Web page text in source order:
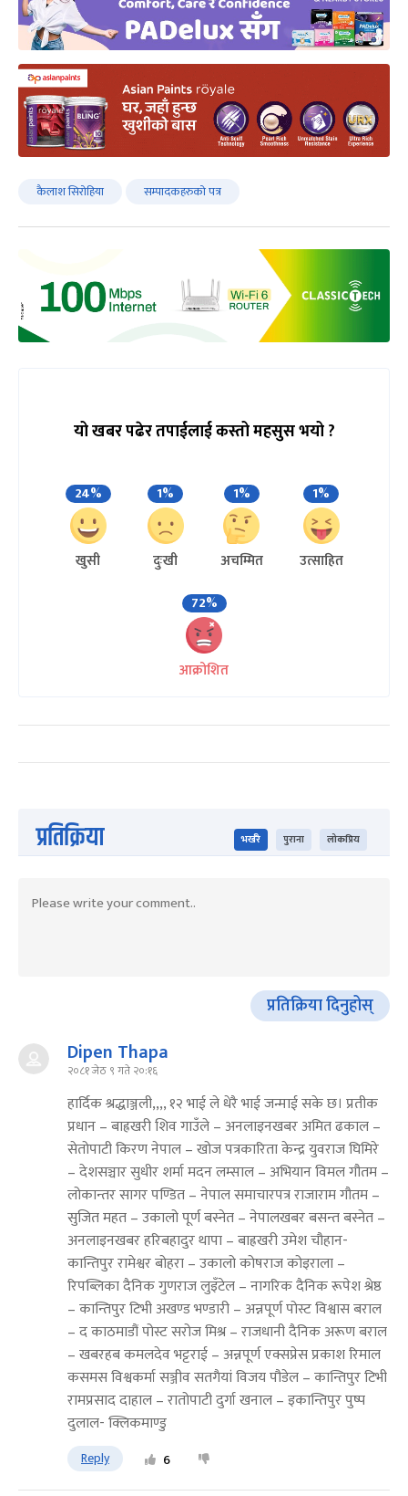
कैलाश सिरोहिया सम्पादकहरुको पत्र
यो खबर पढेर तपाईलाई कस्तो महसुस भयो ?
24%
खुसी
1%
दुःखी
1%
अचम्मित
1%
उत्साहित
72%
आक्रोशित
प्रतिक्रिया भर्खरै पुराना लोकप्रिय
प्रतिक्रिया दिनुहोस्
Dipen Thapa
२०८१ जेठ ९ गते २०:१६
हार्दिक श्रद्धाञ्जली,,,, १२ भाई ले धेरै भाई जन्माई सके छ। प्रतीक
प्रधान – बाह्रखरी शिव गाउँले – अनलाइनखबर अमित ढकाल –
सेतोपाटी किरण नेपाल – खोज पत्रकारिता केन्द्र युवराज घिमिरे
– देशसञ्चार सुधीर शर्मा मदन लम्साल – अभियान विमल गौतम –
लोकान्तर सागर पण्डित – नेपाल समाचारपत्र राजाराम गौतम –
सुजित महत – उकालो पूर्ण बस्नेत – नेपालखबर बसन्त बस्नेत –
अनलाइनखबर हरिबहादुर थापा – बाह्रखरी उमेश चौहान-
कान्तिपुर रामेश्वर बोहरा – उकालो कोषराज कोइराला –
रिपब्लिका दैनिक गुणराज लुइँटेल – नागरिक दैनिक रूपेश श्रेष्ठ
– कान्तिपुर टिभी अखण्ड भण्डारी – अन्नपूर्ण पोस्ट विश्वास बराल
– द काठमाडौं पोस्ट सरोज मिश्र – राजधानी दैनिक अरूण बराल
– खबरहब कमलदेव भट्टराई – अन्नपूर्ण एक्सप्रेस प्रकाश रिमाल
कसमस विश्वकर्मा सञ्जीव सतगैयां विजय पौडेल – कान्तिपुर टिभी
रामप्रसाद दाहाल – रातोपाटी दुर्गा खनाल – इकान्तिपुर पुष्प
दुलाल- क्लिकमाण्डु
Reply 6